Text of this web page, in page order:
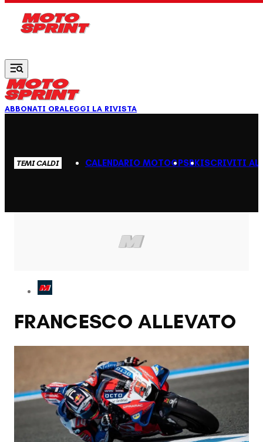
ABBONATI ORALEGGI LA RIVISTA
TEMI CALDI CALENDARIO MOTOGPSBKISCRIVITI AL
FRANCESCO ALLEVATO